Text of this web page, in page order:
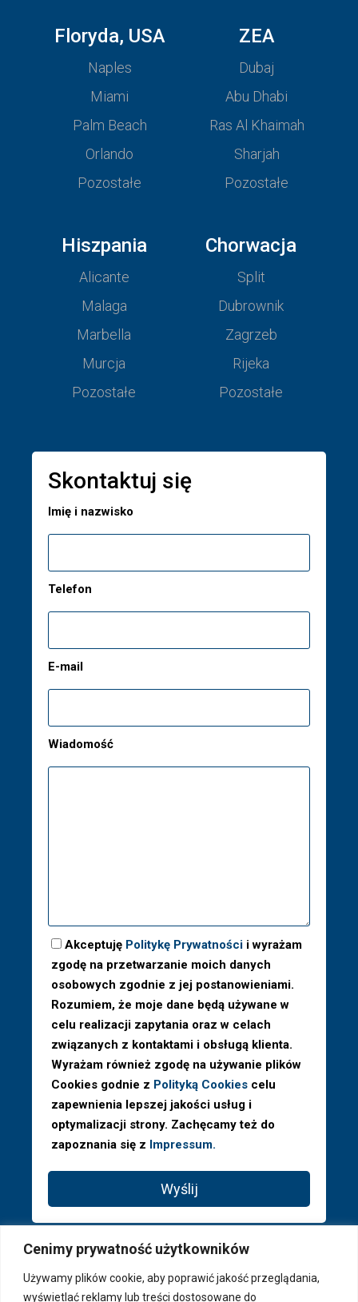
Cenimy prywatność użytkowników
Używamy plików cookie, aby poprawić jakość przeglądania,
wyświetlać reklamy lub treści dostosowane do
Floryda, USA
Naples
Miami
Palm Beach
Orlando
Pozostałe
ZEA
Dubaj
Abu Dhabi
Ras Al Khaimah
Sharjah
Pozostałe
Hiszpania
Alicante
Malaga
Marbella
Murcja
Pozostałe
Chorwacja
Split
Dubrownik
Zagrzeb
Rijeka
Pozostałe
Skontaktuj się
Imię i nazwisko
Telefon
E-mail
Wiadomość
Akceptuję Politykę Prywatności i wyrażam
zgodę na przetwarzanie moich danych
osobowych zgodnie z jej postanowieniami.
Rozumiem, że moje dane będą używane w
celu realizacji zapytania oraz w celach
związanych z kontaktami i obsługą klienta.
Wyrażam również zgodę na używanie plików
Cookies godnie z Polityką Cookies celu
zapewnienia lepszej jakości usług i
optymalizacji strony. Zachęcamy też do
zapoznania się z Impressum.
Wyślij